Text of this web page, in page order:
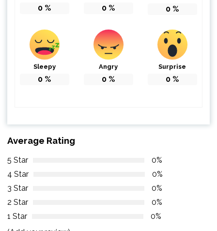
0 % 0 % 0 %
Sleepy
0 %
Angry
0 %
Surprise
0 %
Average Rating
5 Star
0%
4 Star
0%
3 Star
0%
2 Star
0%
1 Star
0%